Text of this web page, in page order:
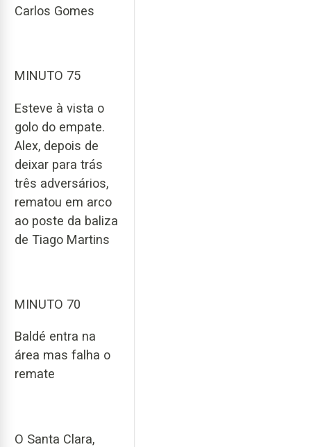
Carlos Gomes
MINUTO 75
Esteve à vista o
golo do empate.
Alex, depois de
deixar para trás
três adversários,
rematou em arco
ao poste da baliza
de Tiago Martins
MINUTO 70
Baldé entra na
área mas falha o
remate
O Santa Clara,